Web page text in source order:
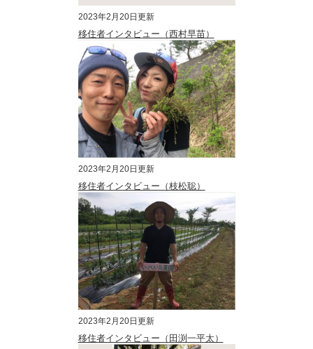
2023年2月20日更新
移住者インタビュー（西村早苗）
2023年2月20日更新
移住者インタビュー（枝松聡）
2023年2月20日更新
移住者インタビュー（田渕一平太）